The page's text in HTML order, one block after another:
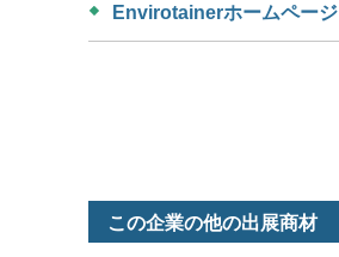
Envirotainerホームページ
この企業の他の出展商材